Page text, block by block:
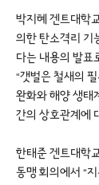
박지혜 겐트대학
의한 탄소격리 기
다는 내용의 발표
“갯벌은 철새의
완화와 해양 생태
간의 상호관계에
한태준 겐트대학
동맹 회의에서 “